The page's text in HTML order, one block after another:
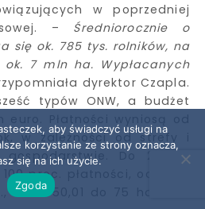
w poprzedniej
– Średniorocznie o
się ok. 785 tys. rolników, na
ok. 7 mln ha. Wypłacanych
dyrektor Czapla.
typów ONW, a budżet
w zależności od strefy i
gospodarstwie. Do 25 ha
proc. płatności, od 25,01
a od 50,01 do 75 ha – 25
aby świadczyć usługi na
korzystanie ze strony oznacza,
się na ich użycie.
Zgoda